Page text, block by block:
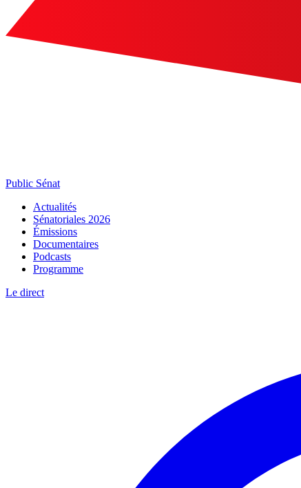
Public Sénat
Actualités
Sénatoriales 2026
Émissions
Documentaires
Podcasts
Programme
Le direct